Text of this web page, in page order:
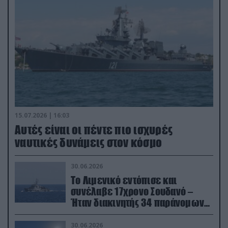
15.07.2026 | 16:03
Aυτές είναι οι πέντε πιο ισχυρές
ναυτικές δυνάμεις στον κόσμο
30.06.2026
Το Λιμενικό εντόπισε και
συνέλαβε 17χρονο Σουδανό –
Ήταν διακινητής 34 παράνομων
μεταναστών
30.06.2026